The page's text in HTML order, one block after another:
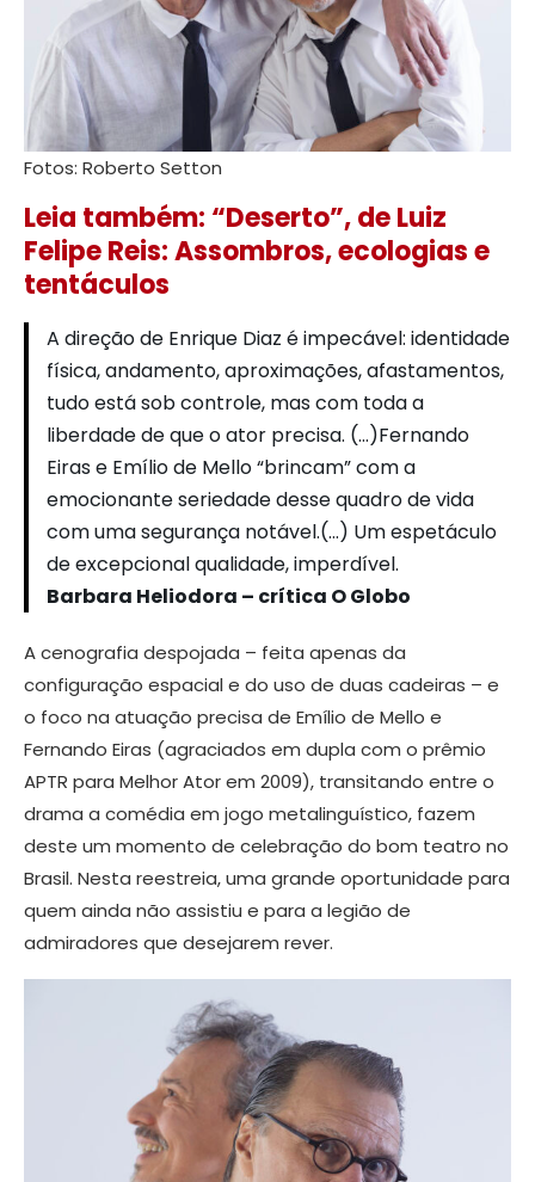
Fotos: Roberto Setton
Leia também: “Deserto”, de Luiz
Felipe Reis: Assombros, ecologias e
tentáculos
A direção de Enrique Diaz é impecável: identidade
física, andamento, aproximações, afastamentos,
tudo está sob controle, mas com toda a
liberdade de que o ator precisa. (…)Fernando
Eiras e Emílio de Mello “brincam” com a
emocionante seriedade desse quadro de vida
com uma segurança notável.(…) Um espetáculo
de excepcional qualidade, imperdível.
Barbara Heliodora – crítica O Globo
A cenografia despojada – feita apenas da
configuração espacial e do uso de duas cadeiras – e
o foco na atuação precisa de Emílio de Mello e
Fernando Eiras (agraciados em dupla com o prêmio
APTR para Melhor Ator em 2009), transitando entre o
drama a comédia em jogo metalinguístico, fazem
deste um momento de celebração do bom teatro no
Brasil. Nesta reestreia, uma grande oportunidade para
quem ainda não assistiu e para a legião de
admiradores que desejarem rever.